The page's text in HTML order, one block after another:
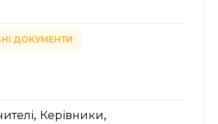
ДОКУМЕНТИ
, Керівники,